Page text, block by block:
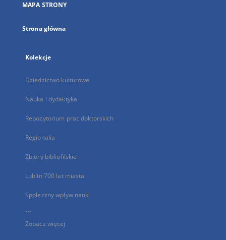
karcie
MAPA STRONY
Strona główna
Kolekcje
Dziedzictwo kulturowe
Nauka i dydaktyka
Repozytorium prac doktorskich
Regionalia
Zbiory bibliofilskie
Lublin 700 lat miasta
Społeczny wpływ nauki
...
Zobacz więcej